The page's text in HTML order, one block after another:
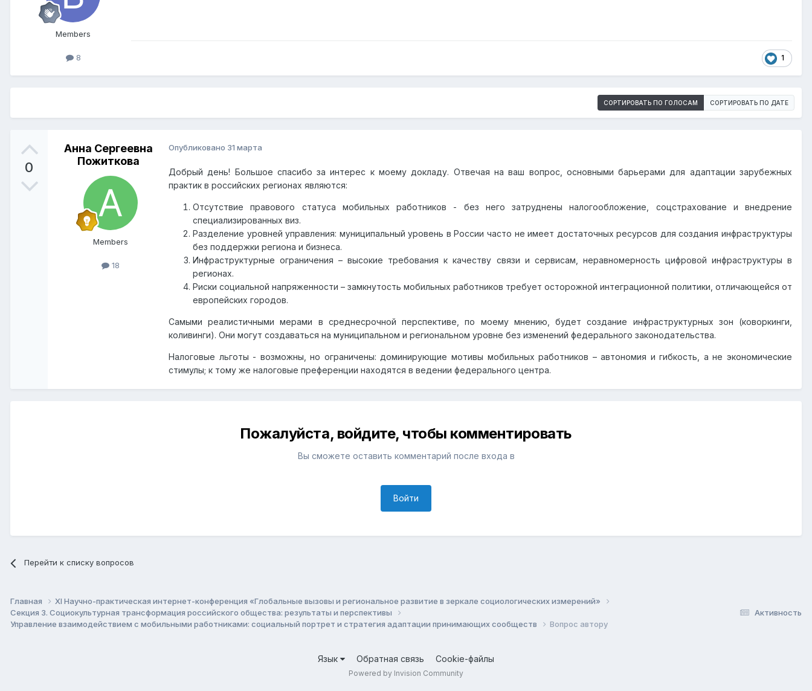
Members
8 1
СОРТИРОВАТЬ ПО ГОЛОСАМ СОРТИРОВАТЬ ПО ДАТЕ
0
Анна Сергеевна
Пожиткова
Members
18
Опубликовано 31 марта
Добрый день! Большое спасибо за интерес к моему докладу. Отвечая на ваш вопрос, основными барьерами для адаптации зарубежных
практик в российских регионах являются:
Отсутствие правового статуса мобильных работников - без него затруднены налогообложение, соцстрахование и внедрение
специализированных виз.
Разделение уровней управления: муниципальный уровень в России часто не имеет достаточных ресурсов для создания инфраструктуры
без поддержки региона и бизнеса.
Инфраструктурные ограничения – высокие требования к качеству связи и сервисам, неравномерность цифровой инфраструктуры в
регионах.
Риски социальной напряженности – замкнутость мобильных работников требует осторожной интеграционной политики, отличающейся от
европейских городов.
Самыми реалистичными мерами в среднесрочной перспективе, по моему мнению, будет создание инфраструктурных зон (коворкинги,
коливинги). Они могут создаваться на муниципальном и региональном уровне без изменений федерального законодательства.
Налоговые льготы - возможны, но ограничены: доминирующие мотивы мобильных работников – автономия и гибкость, а не экономические
стимулы; к тому же налоговые преференции находятся в ведении федерального центра.
Пожалуйста, войдите, чтобы комментировать
Вы сможете оставить комментарий после входа в
Войти
Перейти к списку вопросов
Активность
Главная
XI Научно-практическая интернет-конференция «Глобальные вызовы и региональное развитие в зеркале социологических измерений»
Секция 3. Социокультурная трансформация российского общества: результаты и перспективы
Управление взаимодействием с мобильными работниками: социальный портрет и стратегия адаптации принимающих сообществ
Вопрос автору
Язык Обратная связь Cookie-файлы
Powered by Invision Community